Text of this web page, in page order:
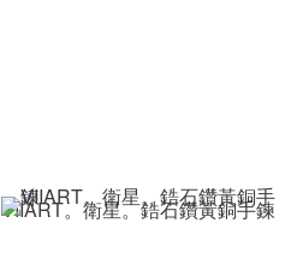
VIIART。衛星。鋯石鑽黃銅手鍊